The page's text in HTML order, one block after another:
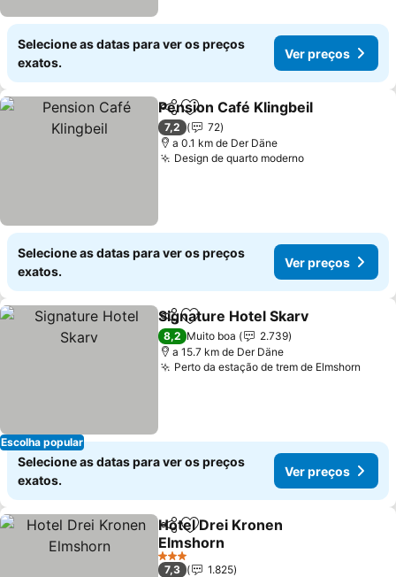
Selecione as datas para ver os preços
exatos.
Ver preços
PartilharAdicionar aos favoritos
Pension Café Klingbeil
7,2
72
a 0.1 km de Der Däne
Design de quarto moderno
Selecione as datas para ver os preços
exatos.
Ver preços
Escolha popular
PartilharAdicionar aos favoritos
Signature Hotel Skarv
8,2 Muito boa
2.739
a 15.7 km de Der Däne
Perto da estação de trem de Elmshorn
Selecione as datas para ver os preços
exatos.
Ver preços
PartilharAdicionar aos favoritos
Hotel Drei Kronen
Elmshorn
3 Estrelas
7,3
1.825